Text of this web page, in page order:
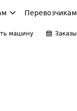
Перевозчикам
машину Заказы